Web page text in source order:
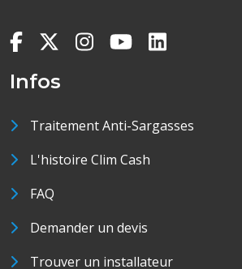
Infos
Traitement Anti-Sargasses
L'histoire Clim Cash
FAQ
Demander un devis
Trouver un installateur